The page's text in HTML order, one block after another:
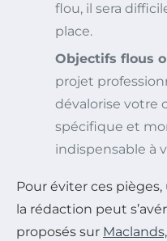
flou, il sera
place.
Objectifs flous
projet
dévalorise votre
spécifique et
indispensable à
Pour éviter ces
la rédaction peut
proposés sur